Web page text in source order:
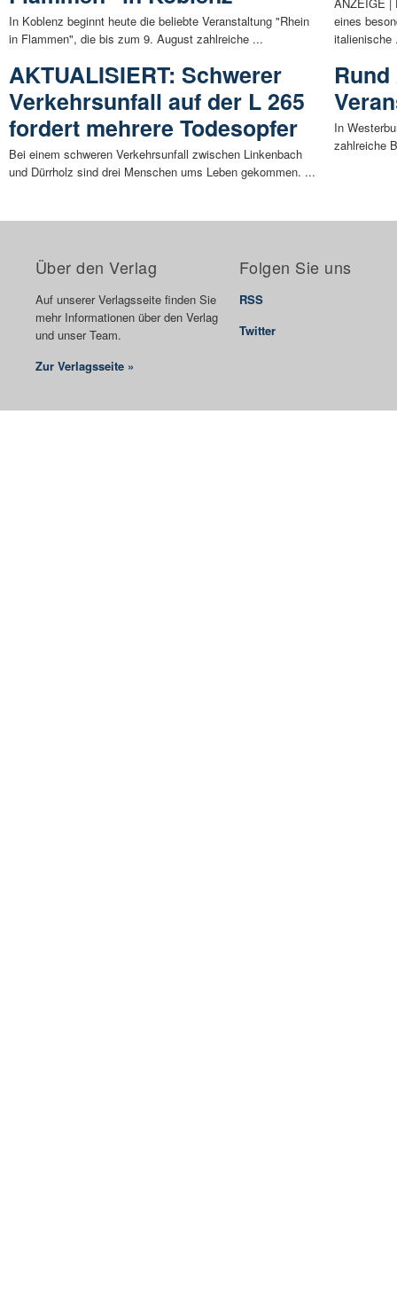
In Koblenz beginnt heute die beliebte Veranstaltung "Rhein
in Flammen", die bis zum 9. August zahlreiche ...
AKTUALISIERT: Schwerer
Verkehrsunfall auf der L 265
fordert mehrere Todesopfer
Bei einem schweren Verkehrsunfall zwischen Linkenbach
und Dürrholz sind drei Menschen ums Leben gekommen. ...
eines
italienische
In
zahlreiche
Über den Verlag
Auf unserer Verlagsseite finden Sie
mehr Informationen über den Verlag
und unser Team.
Zur Verlagsseite »
Folgen Sie uns
RSS
Twitter